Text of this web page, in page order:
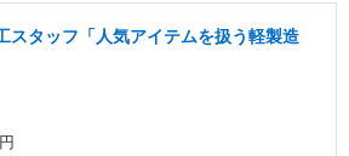
スタッフ「人気アイテムを扱う軽製造